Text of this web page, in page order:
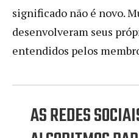
significado não é novo.
desenvolveram seus
entendidos pelos
AS REDES